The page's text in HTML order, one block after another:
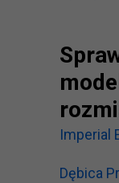
Imperial
Dębica